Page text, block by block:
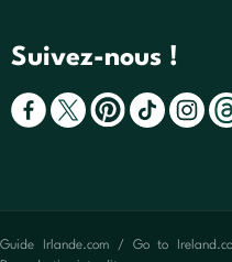
Suivez-nous !
Guide Irlande.com / Go to